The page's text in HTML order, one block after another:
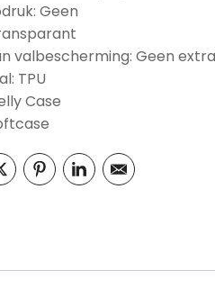
Geen
valbescherming: Geen
TPU
Case